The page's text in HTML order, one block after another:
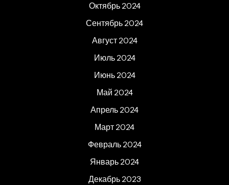
Октябрь 2024
Сентябрь 2024
Август 2024
Июль 2024
Июнь 2024
Май 2024
Апрель 2024
Март 2024
Февраль 2024
Январь 2024
Декабрь 2023